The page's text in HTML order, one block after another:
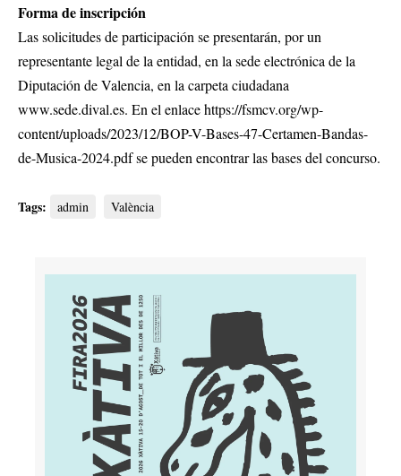
Forma de inscripción
Las solicitudes de participación se presentarán, por un
representante legal de la entidad, en la sede electrónica de la
Diputación de Valencia, en la carpeta ciudadana
www.sede.dival.es. En el enlace https://fsmcv.org/wp-
content/uploads/2023/12/BOP-V-Bases-47-Certamen-Bandas-
de-Musica-2024.pdf se pueden encontrar las bases del concurso.
Tags: admin València